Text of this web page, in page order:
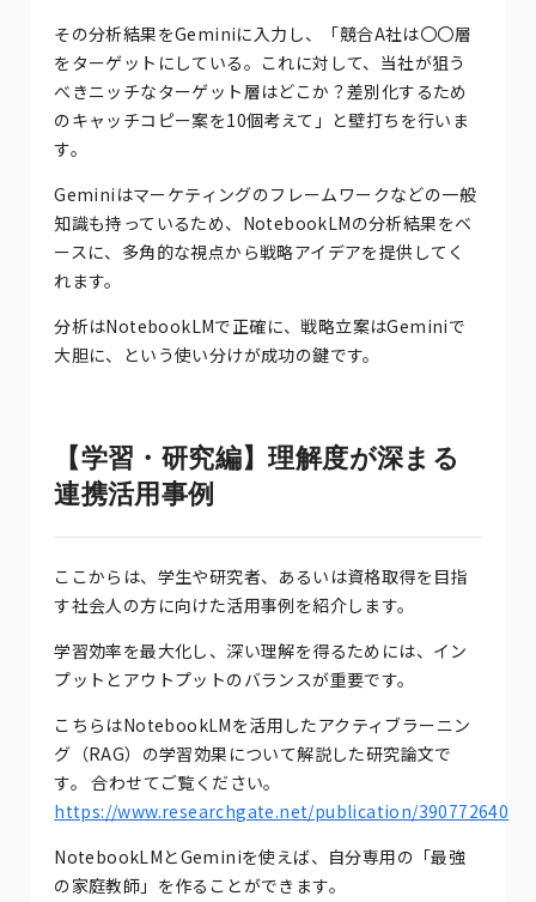
その分析結果をGeminiに入力し、「競合A社は〇〇層
をターゲットにしている。これに対して、当社が狙う
べきニッチなターゲット層はどこか？差別化するため
のキャッチコピー案を10個考えて」と壁打ちを行いま
す。
Geminiはマーケティングのフレームワークなどの一般
知識も持っているため、NotebookLMの分析結果をベ
ースに、多角的な視点から戦略アイデアを提供してく
れます。
分析はNotebookLMで正確に、戦略立案はGeminiで
大胆に、という使い分けが成功の鍵です。
【学習・研究編】理解度が深まる
連携活用事例
ここからは、学生や研究者、あるいは資格取得を目指
す社会人の方に向けた活用事例を紹介します。
学習効率を最大化し、深い理解を得るためには、イン
プットとアウトプットのバランスが重要です。
こちらはNotebookLMを活用したアクティブラーニン
グ（RAG）の学習効果について解説した研究論文で
す。 合わせてご覧ください。
https://www.researchgate.net/publication/390772640
NotebookLMとGeminiを使えば、自分専用の「最強
の家庭教師」を作ることができます。